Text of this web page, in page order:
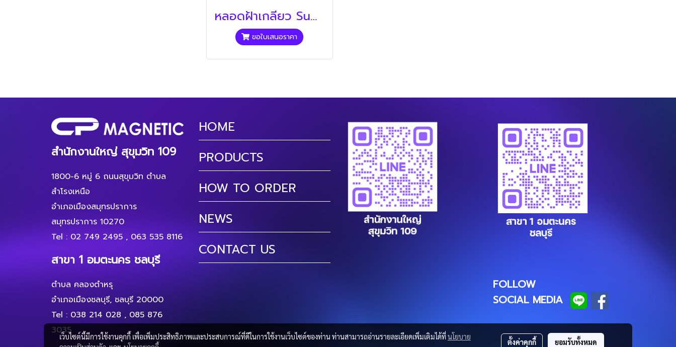
หลอดฝ้าเกลียว Super Lamp (หลอดไฟ)
ขอใบเสนอราคา
สำนักงานใหญ่ สุขุมวิท 109
1800-6 หมู่ 6 ถนนสุขุมวิท ตำบล
สำโรงเหนือ
อำเภอเมืองสมุทรปราการ
สมุทรปราการ 10270
Tel : 02 749 2495 , 063 535 8116
สาขา 1 อมตะนคร ชลบุรี
ตำบล คลองตำหรุ
อำเภอเมืองชลบุรี, ชลบุรี 20000
Tel : 038 214 028 , 085 876
3035
HOME
PRODUCTS
HOW TO ORDER
NEWS
CONTACT US
FOLLOW
SOCIAL MEDIA
เว็บไซต์นี้มีการใช้งานคุกกี้ เพื่อเพิ่มประสิทธิภาพและประสบการณ์ที่ดีในการใช้งานเว็บไซต์ของท่าน ท่านสามารถอ่านรายละเอียดเพิ่มเติมได้ที่นโยบาย
ตั้งค่าคุกกี้ ยอมรับทั้งหมด